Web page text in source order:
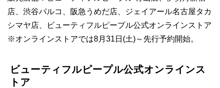
店、渋谷パルコ、阪急うめだ店、ジェイアール名古屋タカ
シマヤ店、ビューティフルピープル公式オンラインストア
※オンラインストアでは8月31日(土)～先行予約開始。
ビューティフルピープル公式オンラインス
トア